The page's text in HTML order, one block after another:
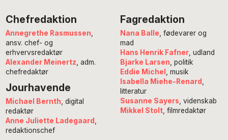
Chefredaktion
Annegrethe Rasmussen
ansv. chef- og
erhvervsredaktør
Alexander Meinertz , adm.
chefredaktør
Jourhavende
Michael Bernth , digital
redaktør
Anne Juliette Ladegaard
redaktionschef
Fagredaktion
Nana Balle , fødevarer og
mad
Hans Henrik Fafner, udland
Bjarke Larsen , politik
Eddie Michel
, musik
Isabella Miehe-Renard
litteratur
Susanne Sayers , videnskab
Mikkel Stolt, filmredaktør